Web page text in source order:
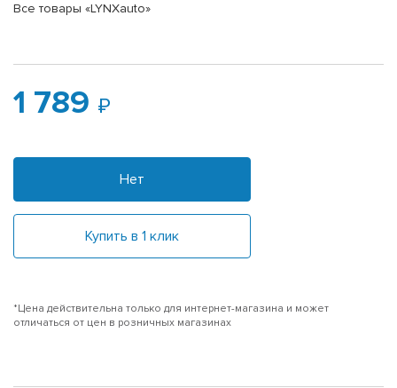
Все товары «LYNXauto»
1 789
Нет
Купить в 1 клик
*Цена действительна только для интернет-магазина и может
отличаться от цен в розничных магазинах